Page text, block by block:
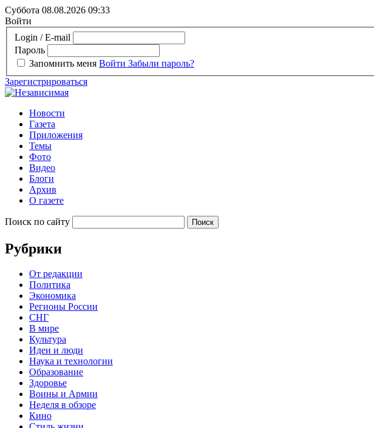
Суббота 08.08.2026 09:33
Войти
Login / E-mail
Пароль
Запомнить меня Войти Забыли пароль?
Зарегистрироваться
Новости
Газета
Приложения
Темы
Фото
Видео
Блоги
Архив
О газете
Поиск по сайту
Рубрики
От редакции
Политика
Экономика
Регионы России
СНГ
В мире
Культура
Идеи и люди
Наука и технологии
Образование
Здоровье
Воины и Армии
Неделя в обзоре
Кино